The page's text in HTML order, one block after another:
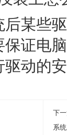
某些驱
证电
驱动的
下